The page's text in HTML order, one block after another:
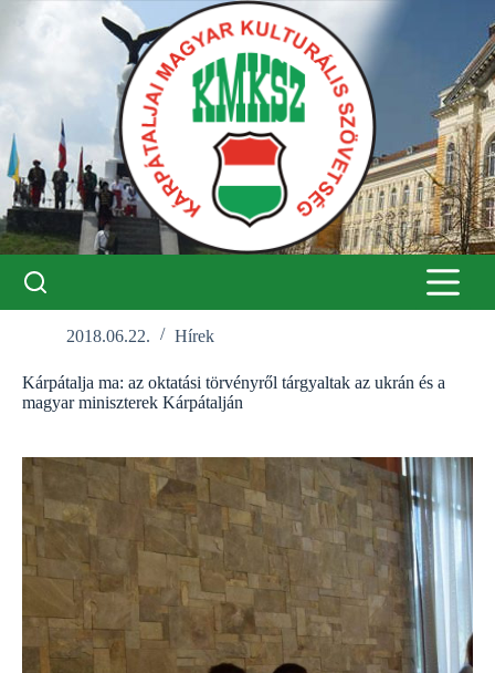
2018.06.22. Hírek
Kárpátalja ma: az oktatási törvényről tárgyaltak az ukrán és a
magyar miniszterek Kárpátalján